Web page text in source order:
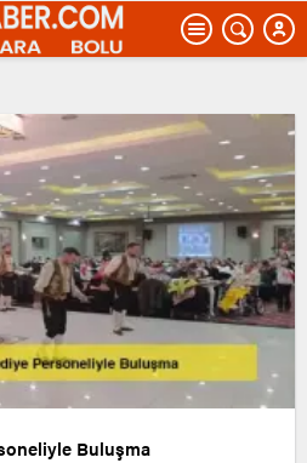
Buluşma